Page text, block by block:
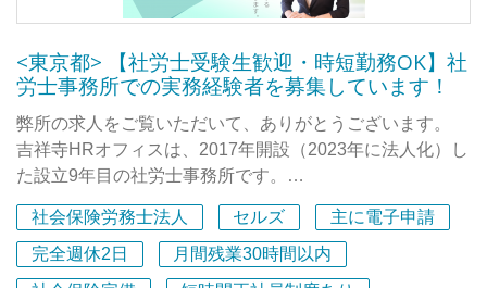
相談させていただくことがありました。所長の長澤さんは
くださって、温かい第二のお父さんのような存在でした。
いつも支えられていました。
事務のお仕事は初めてでしたが、どんな質問でも分かるま
で辛抱強く聞いてくださり、丁寧に教えてくださる優しい
ターンのお手伝い、会計の知識、保険関連の知識、オフィ
スで働くという雰囲気など幅広いことを学び、社会に出る
ための一歩として、そして人間的にもたくさん成長するこ
オフィスもスッキリしていますし、在宅勤務も支障なく進
めることができます。
今回は、次の10年に向けた体制整備のため、
社労士資格をお持ちで実務経験のある方を募集していま
す。
フルタイムでバリバリと働きたい方はもちろん、
1日6時間や7時間の時短勤務で家庭やご自身の生活と仕事
を両立したい方も大歓迎です！
ご応募をお待ちしております！
<東京都> 【社労士受験生歓迎・時短勤務OK】社
労士事務所での実務経験者を募集しています！
弊所の求人をご覧いただいて、ありがとうございます。
吉祥寺HRオフィスは、2017年開設（2023年に法人化）し
た設立9年目の社労士事務所です。
昨年2月に広々とした新オフィスに移転しました。
コーポレートカラーをアクセントにした爽やかな雰囲気の
オフィスです。
社会保険労務士法人 セルズ
主に電子申請
完全週休2日
月間残業30時間以内